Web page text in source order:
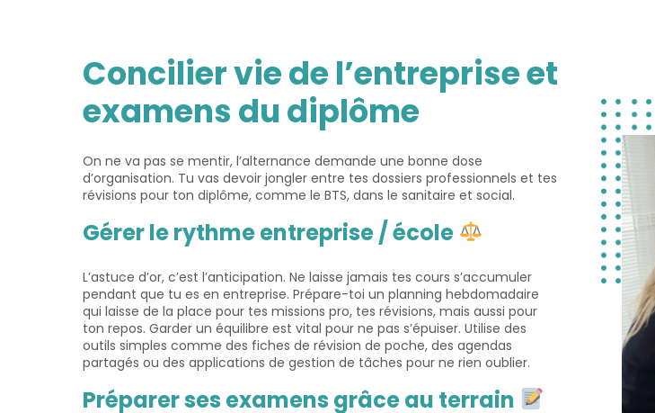
Concilier vie de l’entreprise et
examens du diplôme
On ne va pas se mentir, l’alternance demande une bonne dose
d’organisation. Tu vas devoir jongler entre tes dossiers professionnels et tes
révisions pour ton diplôme, comme le BTS, dans le sanitaire et social.
Gérer le rythme entreprise / école
L’astuce d’or, c’est l’anticipation. Ne laisse jamais tes cours s’accumuler
pendant que tu es en entreprise. Prépare-toi un planning hebdomadaire
qui laisse de la place pour tes missions pro, tes révisions, mais aussi pour
ton repos. Garder un équilibre est vital pour ne pas s’épuiser. Utilise des
outils simples comme des fiches de révision de poche, des agendas
partagés ou des applications de gestion de tâches pour ne rien oublier.
Préparer ses examens grâce au terrain